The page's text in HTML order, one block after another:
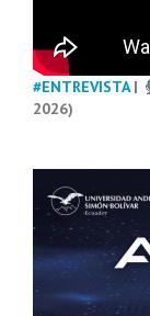
#ENTREVISTA|
2026)